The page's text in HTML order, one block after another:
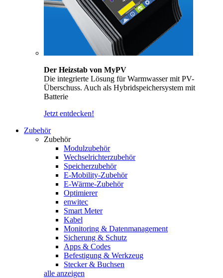
Der Heizstab von MyPV
Die integrierte Lösung für Warmwasser mit PV-
Überschuss. Auch als Hybridspeichersystem mit
Batterie
Jetzt entdecken!
Zubehör
Zubehör
Modulzubehör
Wechselrichterzubehör
Speicherzubehör
E-Mobility-Zubehör
E-Wärme-Zubehör
Optimierer
enwitec
Smart Meter
Kabel
Monitoring & Datenmanagement
Sicherung & Schutz
Apps & Codes
Befestigung & Werkzeug
Stecker & Buchsen
alle anzeigen